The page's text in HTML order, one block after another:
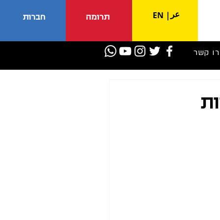
חברות תרומה عر EN
קשר